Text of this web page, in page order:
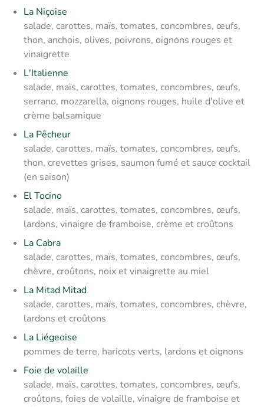
La Niçoise
salade, carottes, maïs, tomates, concombres, œufs,
thon, anchois, olives, poivrons, oignons rouges et
vinaigrette
L'Italienne
salade, maïs, carottes, tomates, concombres, œufs,
serrano, mozzarella, oignons rouges, huile d'olive et
crème balsamique
La Pêcheur
salade, carottes, maïs, tomates, concombres, œufs,
thon, crevettes grises, saumon fumé et sauce cocktail
(en saison)
El Tocino
salade, maïs, carottes, tomates, concombres, œufs,
lardons, vinaigre de framboise, crème et croûtons
La Cabra
salade, carottes, maïs, tomates, concombres, œufs,
chèvre, croûtons, noix et vinaigrette au miel
La Mitad Mitad
salade, carottes, maïs, tomates, concombres, chèvre,
lardons et croûtons
La Liégeoise
pommes de terre, haricots verts, lardons et oignons
Foie de volaille
salade, maïs, carottes, tomates, concombres, œufs,
croûtons, foies de volaille, vinaigre de framboise et